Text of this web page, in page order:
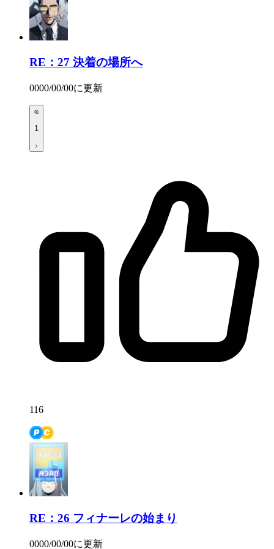
RE：27 決着の場所へ
0000/00/00に更新
1
116
RE：26 フィナーレの始まり
0000/00/00に更新